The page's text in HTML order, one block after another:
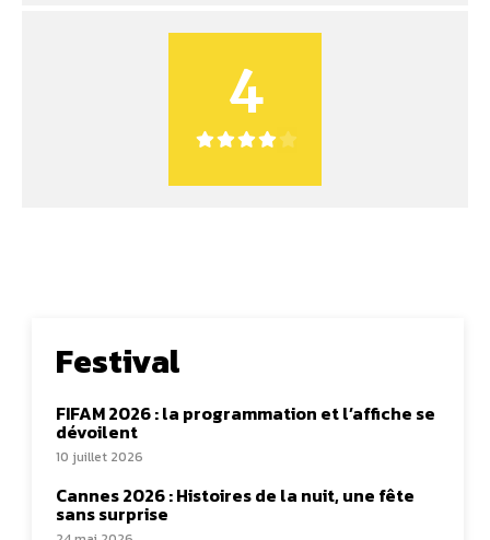
4
Festival
FIFAM 2026 : la programmation et l’affiche se
dévoilent
10 juillet 2026
Cannes 2026 : Histoires de la nuit, une fête
sans surprise